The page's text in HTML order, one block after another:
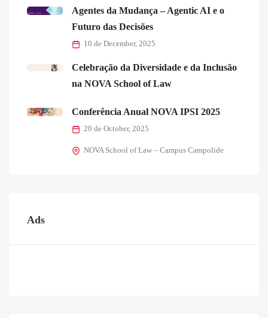
Agentes da Mudança – Agentic AI e o
Futuro das Decisões
10 de December, 2025
Celebração da Diversidade e da Inclusão
na NOVA School of Law
Conferência Anual NOVA IPSI 2025
20 de October, 2025
NOVA School of Law – Campus Campolide
Ads